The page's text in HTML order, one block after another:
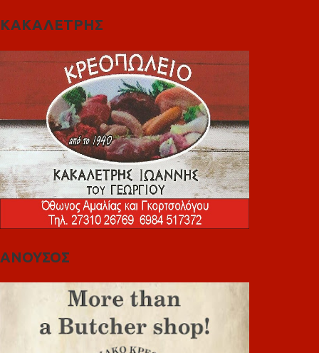
ΚΑΚΑΛΕΤΡΗΣ
ΑΝΟΥΣΟΣ